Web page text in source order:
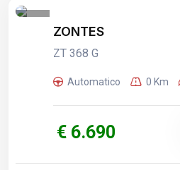
ZONTES
ZT 368 G
Automatico 0 Km
€ 6.690